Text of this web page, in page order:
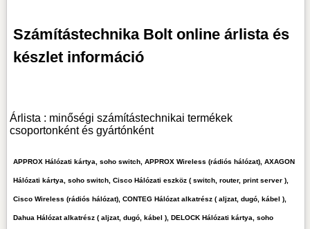
Számítástechnika Bolt online árlista és
készlet információ
Árlista : minőségi számítástechnikai termékek
csoportonként és gyártónként
APPROX Hálózati kártya, soho switch, APPROX Wireless (rádiós hálózat), AXAGON
Hálózati kártya, soho switch, Cisco Hálózati eszköz ( switch, router, print server ),
Cisco Wireless (rádiós hálózat), CONTEG Hálózat alkatrész ( aljzat, dugó, kábel ),
Dahua Hálózat alkatrész ( aljzat, dugó, kábel ), DELOCK Hálózati kártya, soho